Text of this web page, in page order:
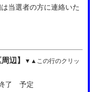
当選者の方に連絡いた
辺】 ▼▲この行のクリッ
了 予定